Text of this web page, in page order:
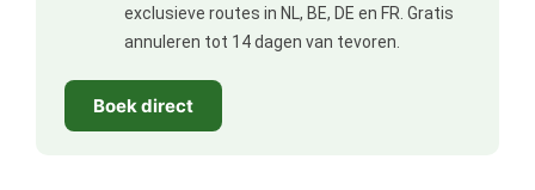
exclusieve routes in NL, BE, DE en FR. Gratis
annuleren tot 14 dagen van tevoren.
Boek direct